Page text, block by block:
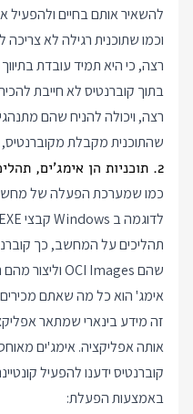
להשאיר אותם בחיים
וכמו שתוכנית רגילה לא
רצה, כי היא תמיד עובדת
בתוך קוברנטיס לא חייבת
רצה, ויכולה להניח שהם
שהתוכנית מקבלת
2. תוכניות הן אימג'ים, תהליכים הם קונטיינרים
כמו שמערכת הפעלה של
תהליכים על המחשב, כך
שהם OCI Images וליצור מהם תהליכים שהם Containers.
זה מידע בינארי שמתאר
קוברנטיס ידענו להפעיל
באמצעות הפעלת: